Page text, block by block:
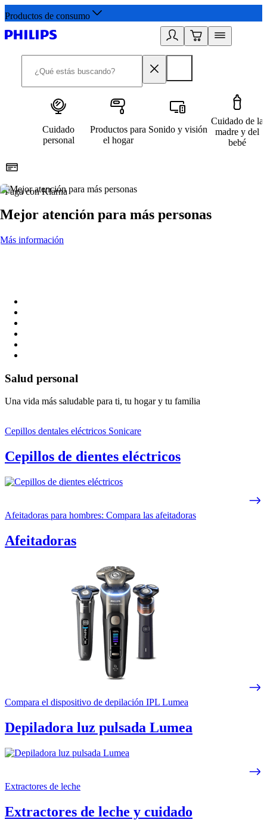
Productos de consumo
Cuidado
personal
Productos para
el hogar
Sonido y visión
Cuidado de la
madre y del
bebé
Paga con Klarna
Mejor atención para más personas
Más información
Salud personal
Una vida más saludable para ti, tu hogar y tu familia
Cepillos dentales eléctricos Sonicare
Cepillos de dientes eléctricos
Afeitadoras para hombres: Compara las afeitadoras
Afeitadoras
Compara el dispositivo de depilación IPL Lumea
Depiladora luz pulsada Lumea
Extractores de leche
Extractores de leche y cuidado